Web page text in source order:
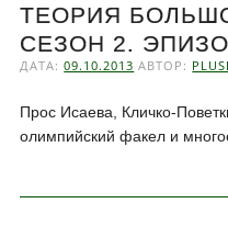
ТЕОРИЯ
СЕЗОН 2.
ДАТА:09.10.2013 АВТОР:
Прос Исаева, Кличко-
олимпийский факел и